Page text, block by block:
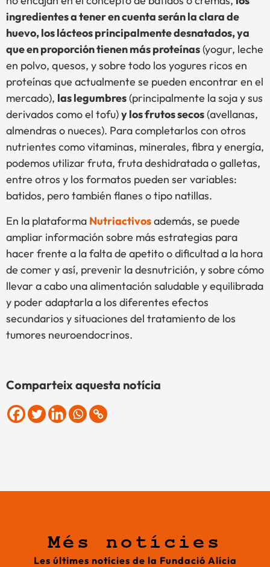
ingredientes a tener en cuenta serán la clara de
huevo, los lácteos principalmente desnatados, ya
que en proporción tienen más proteínas(yogur, leche
en polvo, quesos, y sobre todo los yogures ricos en
proteínas que actualmente se pueden encontrar en el
mercado), las legumbres(principalmente la soja y sus
derivados como el tofu)y los frutos secos(avellanas,
almendras o nueces). Para completarlos con otros
nutrientes como vitaminas, minerales, fibra y energía,
podemos utilizar fruta, fruta deshidratada o galletas,
entre otros y los formatos pueden ser variables:
batidos, pero también flanes o tipo natillas.
En la plataforma Nutriactivosademás, se puede
ampliar información sobre más estrategias para
hacer frente a la falta de apetito o dificultad a la hora
de comer y así, prevenir la desnutrición, y sobre cómo
llevar a cabo una alimentación saludable y equilibrada
y poder adaptarla a los diferentes efectos
secundarios y situaciones del tratamiento de los
tumores neuroendocrinos.
Comparteix aquesta notícia
Més notícies
Les últimes notícies de la Fundació Alícia